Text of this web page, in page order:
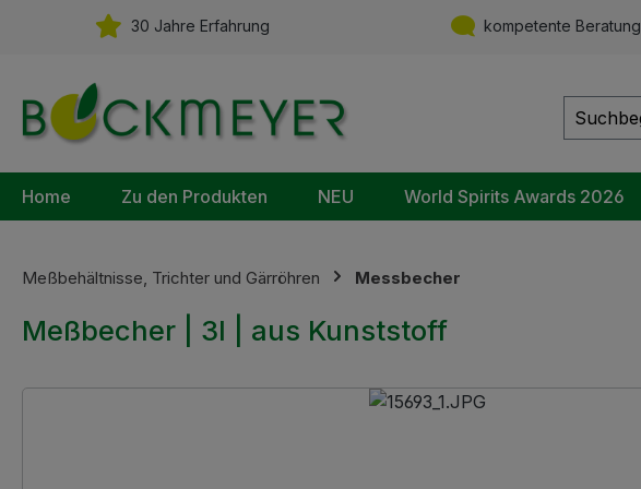
Hauptinhalt springen
Zur Suche springen
Zur Hauptnavigation springen
30 Jahre Erfahrung kompetente Beratung
Home Zu den Produkten NEU World Spirits Awards 2026
Meßbehältnisse, Trichter und Gärröhren Messbecher
Meßbecher | 3l | aus Kunststoff